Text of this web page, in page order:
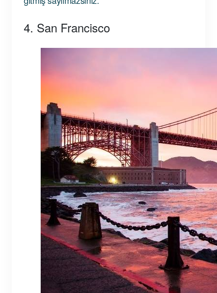
4. San Francisco